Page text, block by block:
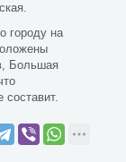
городу на
Большая